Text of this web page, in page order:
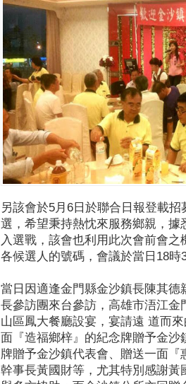
另該會於5月6日於聯合日報登載
選，希望秉持熱忱來服務鄉親，
入選戰，該會也利用此次會前會
各候選人的號碼，會議於當日18時
當日因適逢金門縣金沙鎮長陳其
長參訪團來台參訪，高雄市浯江
山區鳳大餐廳設宴，宴請遠 道而
面『造福鄉梓』的紀念牌贈予金
牌贈予金沙鎮代表會、贈送一面
幹事長黃國財等，尤其特別感謝